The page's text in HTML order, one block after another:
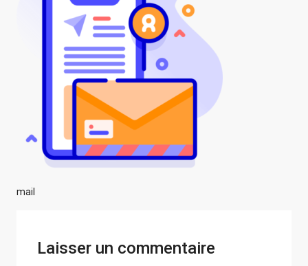
mail
Laisser un commentaire